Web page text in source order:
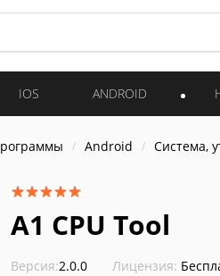
IOS ANDROID
Android Система,
A1 CPU Tool
Версия:2.0.0 Лицензия: